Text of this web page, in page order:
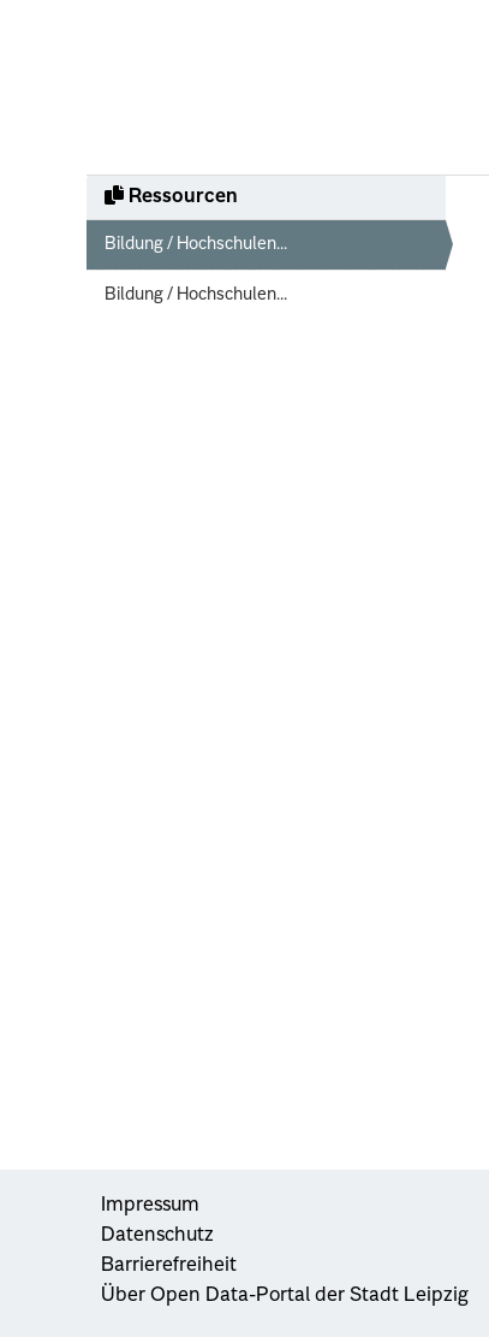
Ressourcen
Bildung / Hochschulen...
Bildung / Hochschulen...
Impressum
Datenschutz
Barrierefreiheit
Über Open Data-Portal der Stadt Leipzig